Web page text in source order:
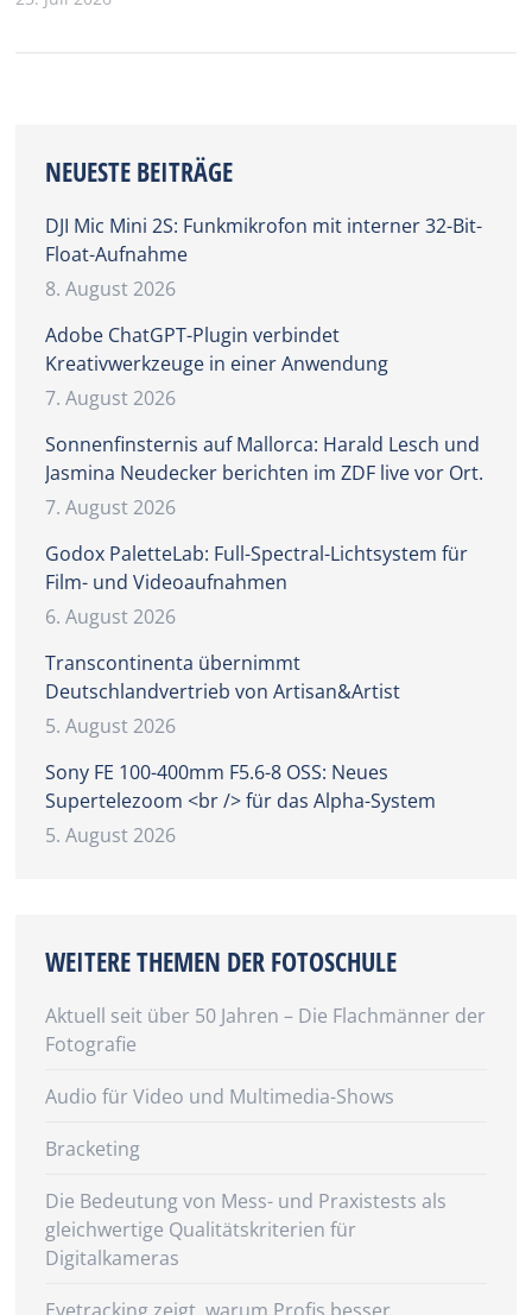
NEUESTE BEITRÄGE
DJI Mic Mini 2S: Funkmikrofon mit interner 32-Bit-
Float-Aufnahme
8. August 2026
Adobe ChatGPT-Plugin verbindet
Kreativwerkzeuge in einer Anwendung
7. August 2026
Sonnenfinsternis auf Mallorca: Harald Lesch und
Jasmina Neudecker berichten im ZDF live vor Ort.
7. August 2026
Godox PaletteLab: Full-Spectral-Lichtsystem für
Film- und Videoaufnahmen
6. August 2026
Transcontinenta übernimmt
Deutschlandvertrieb von Artisan&Artist
5. August 2026
Sony FE 100-400mm F5.6-8 OSS: Neues
Supertelezoom <br /> für das Alpha-System
5. August 2026
WEITERE THEMEN DER FOTOSCHULE
Aktuell seit über 50 Jahren – Die Flachmänner der
Fotografie
Audio für Video und Multimedia-Shows
Bracketing
Die Bedeutung von Mess- und Praxistests als
gleichwertige Qualitätskriterien für
Digitalkameras